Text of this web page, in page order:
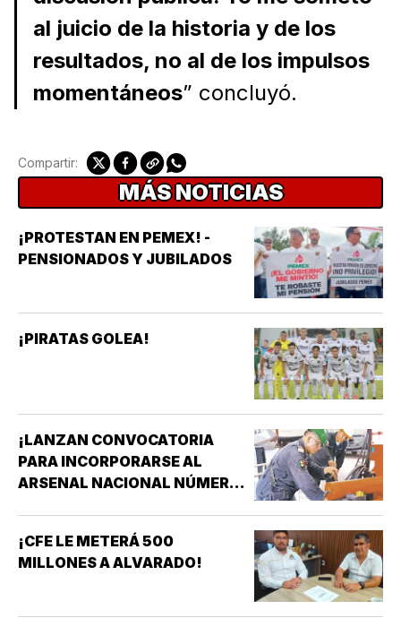
al juicio de la historia y de los
resultados, no al de los impulsos
momentáneos” concluyó.
Compartir:
MÁS NOTICIAS
¡PROTESTAN EN PEMEX! -
PENSIONADOS Y JUBILADOS
¡PIRATAS GOLEA!
¡LANZAN CONVOCATORIA
PARA INCORPORARSE AL
ARSENAL NACIONAL NÚMERO
¡CFE LE METERÁ 500
MILLONES A ALVARADO!